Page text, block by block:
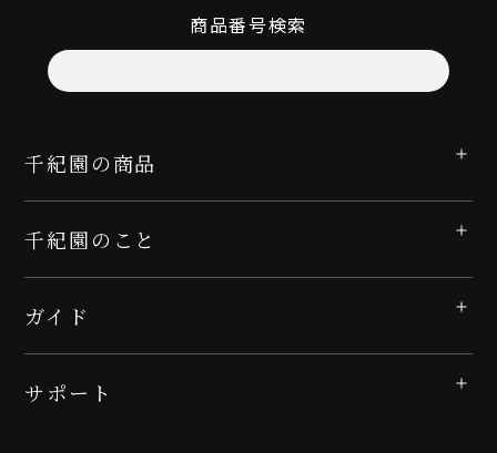
商品番号検索
千紀園の商品
千紀園のこと
ガイド
サポート